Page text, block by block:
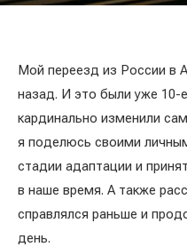
Мой переезд из России в
назад. И это были уже 10-
кардинально изменили
я поделюсь своими
стадии адаптации и
в наше время. А также
справлялся раньше и
день.